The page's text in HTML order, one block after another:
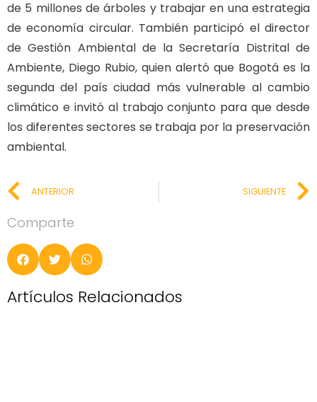
de 5 millones de árboles y trabajar en una estrategia
de economía circular. También participó el director
de Gestión Ambiental de la Secretaría Distrital de
Ambiente, Diego Rubio, quien alertó que Bogotá es la
segunda del país ciudad más vulnerable al cambio
climático e invitó al trabajo conjunto para que desde
los diferentes sectores se trabaja por la preservación
ambiental.
ANTERIOR SIGUIENTE
Comparte
Artículos Relacionados